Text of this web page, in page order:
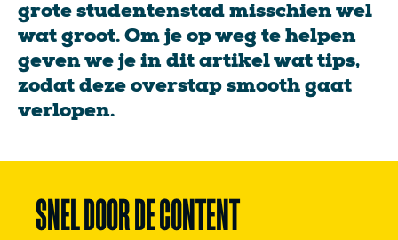
grote studentenstad misschien wel
wat groot. Om je op weg te helpen
geven we je in dit artikel wat tips,
zodat deze overstap smooth gaat
verlopen.
SNEL DOOR DE CONTENT